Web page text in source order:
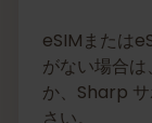
eSIMまたは
がない場合
か、Sharp